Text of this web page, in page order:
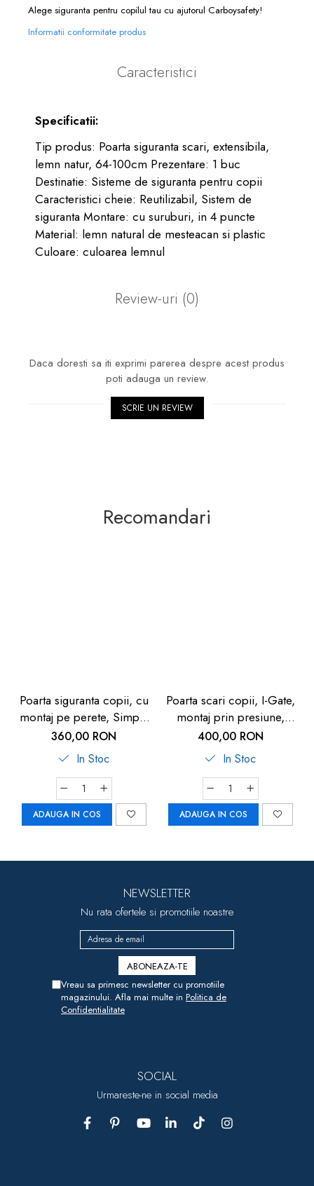
Alege siguranta pentru copilul tau cu ajutorul Carboysafety!
Informatii conformitate produs
Caracteristici
Specificatii:
Tip produs: Poarta siguranta scari, extensibila,
lemn natur, 64-100cm Prezentare: 1 buc
Destinatie: Sisteme de siguranta pentru copii
Caracteristici cheie: Reutilizabil, Sistem de
siguranta Montare: cu suruburi, in 4 puncte
Material: lemn natural de mesteacan si plastic
Culoare: culoarea lemnul
Review-uri (0)
Daca doresti sa iti exprimi parerea despre acest produs
poti adauga un review.
SCRIE UN REVIEW
Recomandari
Poarta siguranta copii, cu
montaj pe perete, Simple
Lock, Reer
360,00 RON
In Stoc
ADAUGA IN COS
Poarta scari copii, I-Gate,
montaj prin presiune,
Reer
400,00 RON
In Stoc
ADAUGA IN COS
NEWSLETTER
Nu rata ofertele si promotiile noastre
Vreau sa primesc newsletter cu promotiile
magazinului. Afla mai multe in Politica de
Confidentialitate
SOCIAL
Urmareste-ne in social media